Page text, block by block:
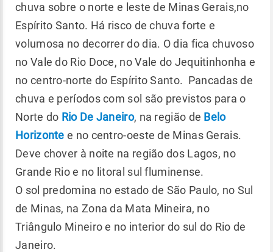
chuva sobre o norte e leste de Minas Gerais,no
Espírito Santo. Há risco de chuva forte e
volumosa no decorrer do dia. O dia fica chuvoso
no Vale do Rio Doce, no Vale do Jequitinhonha e
no centro-norte do Espírito Santo. Pancadas de
chuva e períodos com sol são previstos para o
Norte do Rio De Janeiro, na região de Belo
Horizonte e no centro-oeste de Minas Gerais.
Deve chover à noite na região dos Lagos, no
Grande Rio e no litoral sul fluminense.
O sol predomina no estado de São Paulo, no Sul
de Minas, na Zona da Mata Mineira, no
Triângulo Mineiro e no interior do sul do Rio de
Janeiro.